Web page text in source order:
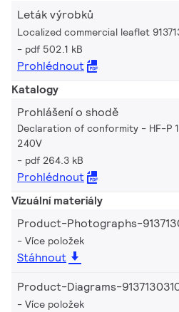
Leták výrobků
Localized commercial leaflet
pdf 502.1 kB
Prohlédnout
Katalogy
Prohlášení o shodě
Declaration of conformity - HF-P
240V
pdf 264.3 kB
Prohlédnout
Vizuální materiály
Product-Photographs-
Více položek
Stáhnout
Product-Diagrams-
Více položek